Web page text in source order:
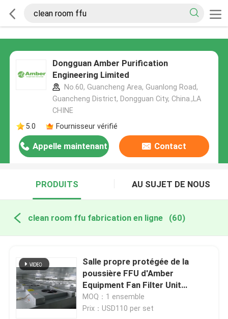
Dongguan Amber Purification
Engineering Limited
No.60, Guancheng Area, Guanlong Road,
Guancheng District, Dongguan City, China.,LA
CHINE
5.0
Fournisseur vérifié
Appelle maintenant Contact
PRODUITS AU SUJET DE NOUS
clean room ffu fabrication en ligne (60)
Salle propre protégée de la
poussière FFU d'Amber
Equipment Fan Filter Unit
0.45m/S
MOQ：1 ensemble
Prix：USD110 per set